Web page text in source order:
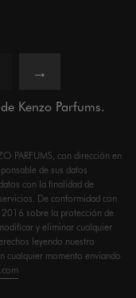
→
Kenzo Parfums.
PARFUMS, con dirección en
de sus datos
con la finalidad de
De conformidad con
sobre la protección de
y eliminar cualquier
leyendo nuestra
cualquier momento enviando